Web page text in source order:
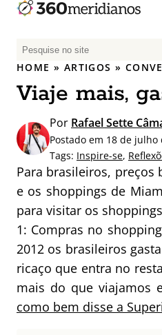
P
e
q
i
s
r
p
o
r
:
HOME » ARTIGOS »
Viaje mais,
Por Rafael Sette
Postado em 18 de
Tags: Inspire-se,
Para brasileiros, preços
e os shoppings de
para visitar os
1: Compras no
2012 os brasileiros
ricaço que entra no
mais do que viajamos
como bem disse a